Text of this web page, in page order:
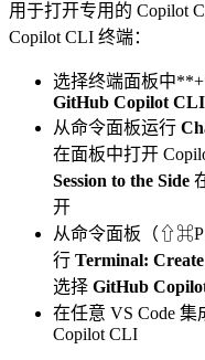
用于打开专用的 Copilot
Copilot CLI 终端：
选择终端面板中
GitHub Copilot CLI
从命令面板运行
在面板中打开
Session to the Side
开
从命令面板（⇧⌘P
行 Terminal:
选择 GitHub
在任意 VS Code 集
Copilot CLI